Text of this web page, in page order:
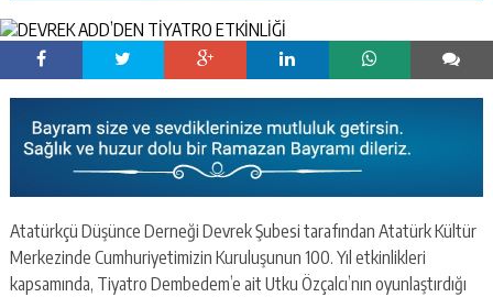
Atatürkçü Düşünce Derneği Devrek Şubesi tarafından Atatürk Kültür
Merkezinde Cumhuriyetimizin Kuruluşunun 100. Yıl etkinlikleri
kapsamında, Tiyatro Dembedem’e ait Utku Özçalcı’nın oyunlaştırdığı